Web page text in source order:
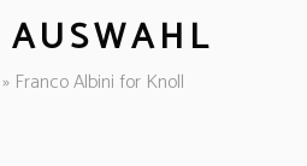
Franco Albini for Knoll